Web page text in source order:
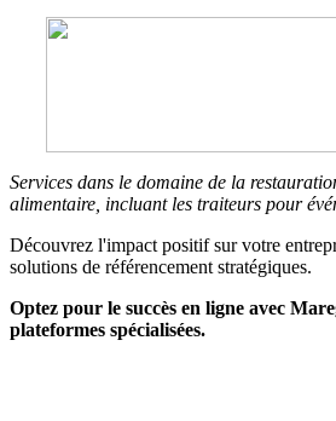
Services dans le domaine de la
alimentaire, incluant les traiteurs pour
Découvrez l'impact positif sur votre
solutions de référencement stratégiques.
Optez pour le succès en ligne avec
plateformes spécialisées.